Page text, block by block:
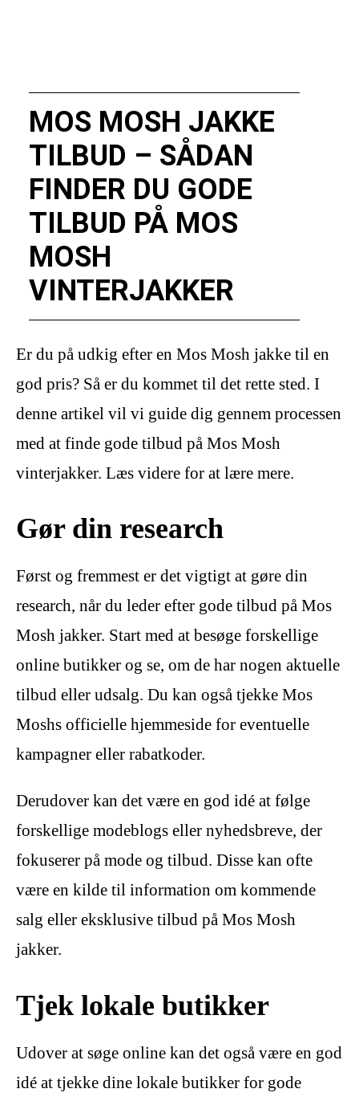
MOS MOSH JAKKE
TILBUD – SÅDAN
FINDER DU GODE
TILBUD PÅ MOS
MOSH
VINTERJAKKER
Er du på udkig efter en Mos Mosh jakke til en
god pris? Så er du kommet til det rette sted. I
denne artikel vil vi guide dig gennem processen
med at finde gode tilbud på Mos Mosh
vinterjakker. Læs videre for at lære mere.
Gør din research
Først og fremmest er det vigtigt at gøre din
research, når du leder efter gode tilbud på Mos
Mosh jakker. Start med at besøge forskellige
online butikker og se, om de har nogen aktuelle
tilbud eller udsalg. Du kan også tjekke Mos
Moshs officielle hjemmeside for eventuelle
kampagner eller rabatkoder.
Derudover kan det være en god idé at følge
forskellige modeblogs eller nyhedsbreve, der
fokuserer på mode og tilbud. Disse kan ofte
være en kilde til information om kommende
salg eller eksklusive tilbud på Mos Mosh
jakker.
Tjek lokale butikker
Udover at søge online kan det også være en god
idé at tjekke dine lokale butikker for gode